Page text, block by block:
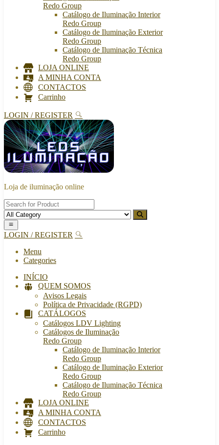
Redo Group
Catálogo de Iluminação Interior
Redo Group
Catálogo de Iluminação Exterior
Redo Group
Catálogo de Iluminação Técnica
Redo Group
LOJA ONLINE
A MINHA CONTA
CONTACTOS
Carrinho
LOGIN / REGISTER
Loja de iluminação online
LOGIN / REGISTER
Menu
Categories
INÍCIO
QUEM SOMOS
Avisos Legais
Política de Privacidade (RGPD)
CATÁLOGOS
Catálogos LDV Lighting
Catálogos de Iluminação
Redo Group
Catálogo de Iluminação Interior
Redo Group
Catálogo de Iluminação Exterior
Redo Group
Catálogo de Iluminação Técnica
Redo Group
LOJA ONLINE
A MINHA CONTA
CONTACTOS
Carrinho